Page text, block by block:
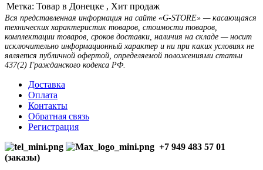
Метка: Товар в Донецке , Хит продаж
Вся представленная информация на сайте «G-STORE» — касающаяся
технических характеристик товаров, стоимости товаров,
комплектации товаров, сроков доставки, наличия на складе — носит
исключительно информационный характер и ни при каких условиях не
является публичной офертой, определяемой положениями статьи
437(2) Гражданского кодекса РФ.
Доставка
Оплата
Контакты
Обратная связь
Регистрация
+7 949 483 57 01
(заказы)